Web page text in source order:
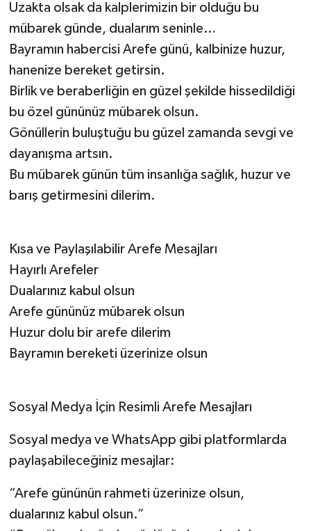
Uzakta olsak da kalplerimizin bir olduğu bu
mübarek günde, dualarım seninle…
Bayramın habercisi Arefe günü, kalbinize huzur,
hanenize bereket getirsin.
Birlik ve beraberliğin en güzel şekilde hissedildiği
bu özel gününüz mübarek olsun.
Gönüllerin buluştuğu bu güzel zamanda sevgi ve
dayanışma artsın.
Bu mübarek günün tüm insanlığa sağlık, huzur ve
barış getirmesini dilerim.
Kısa ve Paylaşılabilir Arefe Mesajları
Hayırlı Arefeler
Dualarınız kabul olsun
Arefe gününüz mübarek olsun
Huzur dolu bir arefe dilerim
Bayramın bereketi üzerinize olsun
Sosyal Medya İçin Resimli Arefe Mesajları
Sosyal medya ve WhatsApp gibi platformlarda
paylaşabileceğiniz mesajlar:
“Arefe gününün rahmeti üzerinize olsun,
dualarınız kabul olsun.”